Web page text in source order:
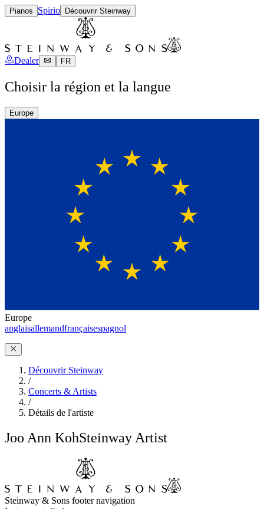
Pianos Spirio Découvrir Steinway
Dealer FR
Choisir la région et la langue
Europe
Europe
anglaisallemandfrançaisespagnol
Découvrir Steinway
/
Concerts & Artists
/
Détails de l'artiste
Joo Ann KohSteinway Artist
Steinway & Sons footer navigation